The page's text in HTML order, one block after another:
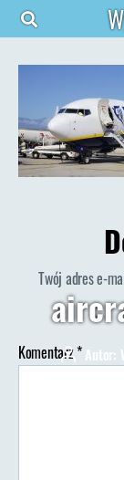
AutorAutor:
Twój adres e-
Komentarz*